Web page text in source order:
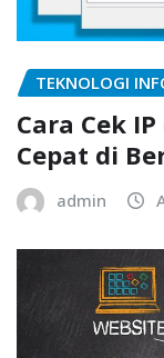
TEKNOLOGI
Cara Cek
Cepat di
admin